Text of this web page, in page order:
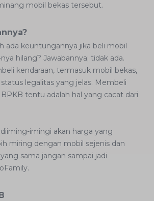
mobil bekas tersebut.
ada keuntungannya jika beli mobil
hilang? Jawabannya; tidak ada.
kendaraan, termasuk mobil bekas,
legalitas yang jelas. Membeli
tentu adalah hal yang cacat dari
imingi akan harga yang
miring dengan mobil sejenis dan
sama jangan sampai jadi